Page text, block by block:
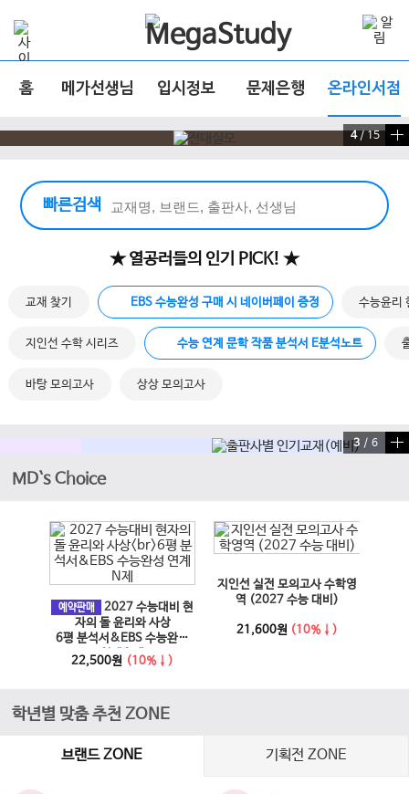
홈 메가선생님 입시정보 문제은행 온라인서점
4/ 15
빠른검색
빠른 검색 실행
★ 열공러들의 인기 PICK! ★
교재 찾기 EBS 수능완성 구매 시 네이버페이 증정 수능윤리
지인선 수학 시리즈 수능 연계 문학 작품 분석서 E분석노트
바탕 모의고사 상상 모의고사
4/ 6
MD`s Choice
예약판매
2027 수능대비 현
자의 돌 윤리와 사상
6평 분석서&EBS 수능완성
연계 N제
22,500원 (10%↓)
지인선 실전 모의고사 수학영
역 (2027 수능 대비)
21,600원 (10%↓)
이전 슬라이드 다음 슬라이드
학년별 맞춤 추천 ZONE
브랜드 ZONE 기획전 ZONE